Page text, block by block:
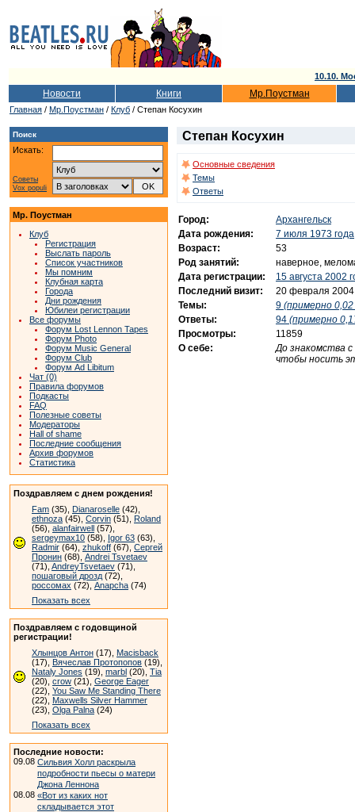
10.10.
Новости Книги Мр.Поустман
Главная / Мр.Поустман / Клуб / Степан Косухин
Поиск
Искать:
Советы
Vox populi
Мр. Поустман
Клуб
Регистрация
Выслать пароль
Список участников
Мы помним
Клубная карта
Города
Дни рождения
Юбилеи регистрации
Все форумы
Форум Lost Lennon Tapes
Форум Photo
Форум Music General
Форум Club
Форум Ad Libitum
Чат (0)
Правила форумов
Подкасты
FAQ
Полезные советы
Модераторы
Hall of shame
Последние сообщения
Архив форумов
Статистика
Поздравляем с днем рождения!
Fam (35), Dianaroselle (42),
ethnoza (45), Corvin (51), Roland
(56), alanfairwell (57),
sergeymax10 (58), Igor 63 (63),
Radmir (64), zhukoff (67), Сергей
Пронин (68), Andrei Tsvetaev
(71), AndreyTsvetaev (71),
пошаговый дрозд (72),
россомах (72), Anapcha (74)
Показать всех
Поздравляем с годовщиной
регистрации!
Хлынцов Антон (17), Macisback
(17), Вячеслав Протопопов (19),
Nataly Jones (19), marbl (20), Tia
(20), crow (21), George Eager
(22), You Saw Me Standing There
(22), Maxwells Silver Hammer
(23), Olga Palna (24)
Показать всех
Последние новости:
09.08 Сильвия Холл раскрыла
подробности пьесы о матери
Джона Леннона
08.08 «Вот из каких нот
складывается этот
Степан Косухин
Основные сведения
Темы
Ответы
Город:
Архангельск
Дата рождения:
7 июля 1973 года
Возраст:
53
Род занятий:
наверное,
Дата регистрации:
15 августа 2002
Последний визит:
20 февраля 2004
Темы:
9 (примерно 0,02
Ответы:
94 (примерно
Просмотры:
11859
О себе:
До знакомства
чтобы носить